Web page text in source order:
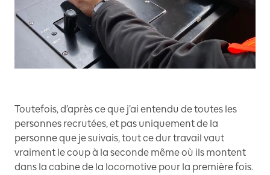
Toutefois, d’après ce que j’ai entendu de toutes les
personnes recrutées, et pas uniquement de la
personne que je suivais, tout ce dur travail vaut
vraiment le coup à la seconde même où ils montent
dans la cabine de la locomotive pour la première fois.